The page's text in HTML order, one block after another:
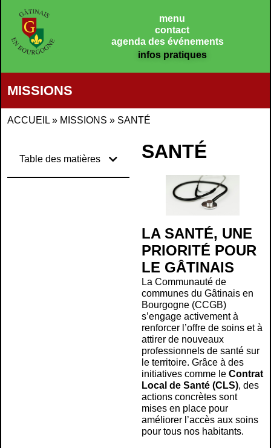
menu
contact
agenda des événements
infos pratiques
MISSIONS
ACCUEIL » MISSIONS » SANTÉ
SANTÉ
LA SANTÉ, UNE
PRIORITÉ POUR
LE GÂTINAIS
La Communauté de
communes du Gâtinais en
Bourgogne (CCGB)
s’engage activement à
renforcer l’offre de soins et à
attirer de nouveaux
professionnels de santé sur
le territoire. Grâce à des
initiatives comme le Contrat
Local de Santé (CLS), des
actions concrètes sont
mises en place pour
améliorer l’accès aux soins
pour tous nos habitants.
Table des matières